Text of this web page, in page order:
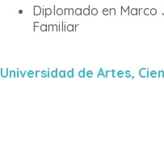
Diplomado en Marco
Familiar
Universidad de Artes,